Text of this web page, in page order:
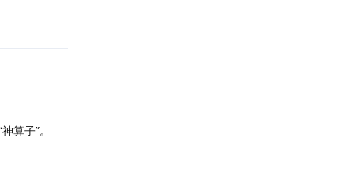
算子”。